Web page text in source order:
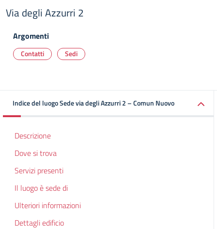
Via degli Azzurri 2
Argomenti
Contatti Sedi
Indice del luogo Sede via degli Azzurri 2 – Comun Nuovo
Descrizione
Dove si trova
Servizi presenti
Il luogo è sede di
Ulteriori informazioni
Dettagli edificio